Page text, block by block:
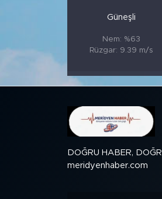
Güneşli
Nem: %63
Rüzgar: 9.39 m/s
DOĞRU HABER,
meridyenhaber.com
TARİHTEN GÜNÜMÜZE
TARİH